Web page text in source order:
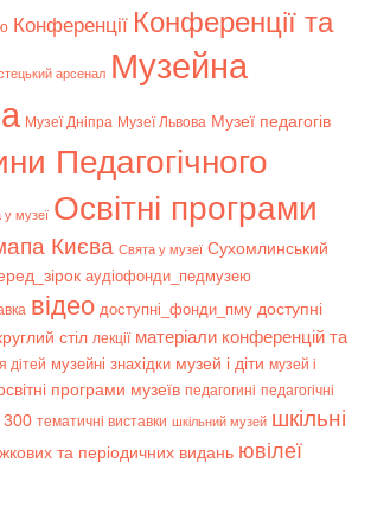
Конференції Конференції та
арсенал Музейна
Музеї Дніпра Музеї Львова Музеї педагогів
Педагогічного
у музеї Освітні програми
Києва Свята у музеї Сухомлинський
аудіофонди_педмузею
відео доступні_фонди_пму доступні
стіл лекції матеріали конференцій та
дітей музейні знахідки музей і діти музей і
програми музеїв педагогині педагогічні
300 тематичні виставки шкільний музей шкільні
та періодичних видань ювілеї